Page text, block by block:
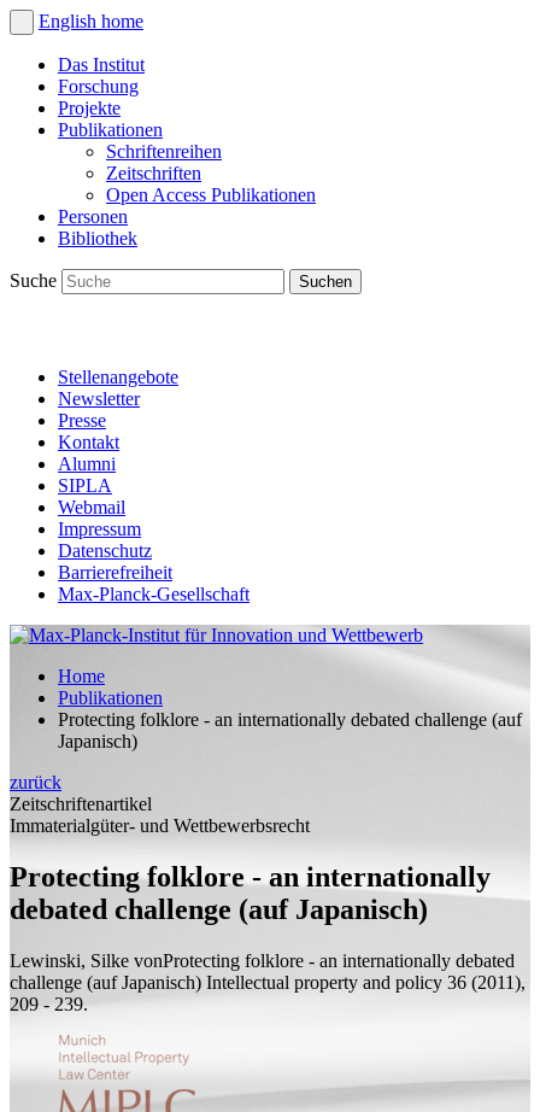
English home
Das Institut
Forschung
Projekte
Publikationen
Schriftenreihen
Zeitschriften
Open Access Publikationen
Personen
Bibliothek
Suche
Stellenangebote
Newsletter
Presse
Kontakt
Alumni
SIPLA
Webmail
Impressum
Datenschutz
Barrierefreiheit
Max-Planck-Gesellschaft
Home
Publikationen
Protecting folklore - an internationally debated challenge (auf
Japanisch)
zurück
Zeitschriftenartikel
Immaterialgüter- und Wettbewerbsrecht
Protecting folklore - an internationally
debated challenge (auf Japanisch)
Lewinski, Silke vonProtecting folklore - an internationally debated
challenge (auf Japanisch) Intellectual property and policy 36 (2011),
209 - 239.